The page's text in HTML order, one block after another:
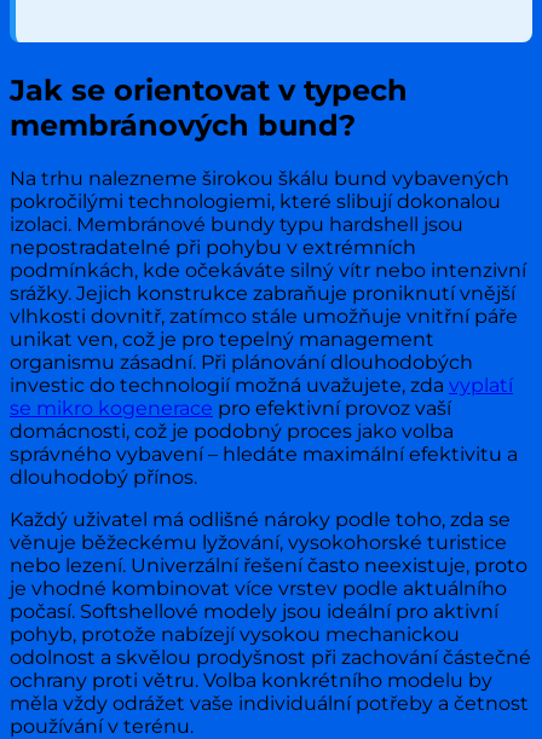
Jak se orientovat v typech
membránových bund?
Na trhu nalezneme širokou škálu bund vybavených
pokročilými technologiemi, které slibují dokonalou
izolaci. Membránové bundy typu hardshell jsou
nepostradatelné při pohybu v extrémních
podmínkách, kde očekáváte silný vítr nebo intenzivní
srážky. Jejich konstrukce zabraňuje proniknutí vnější
vlhkosti dovnitř, zatímco stále umožňuje vnitřní páře
unikat ven, což je pro tepelný management
organismu zásadní. Při plánování dlouhodobých
investic do technologií možná uvažujete, zda vyplatí
se mikro kogenerace pro efektivní provoz vaší
domácnosti, což je podobný proces jako volba
správného vybavení – hledáte maximální efektivitu a
dlouhodobý přínos.
Každý uživatel má odlišné nároky podle toho, zda se
věnuje běžeckému lyžování, vysokohorské turistice
nebo lezení. Univerzální řešení často neexistuje, proto
je vhodné kombinovat více vrstev podle aktuálního
počasí. Softshellové modely jsou ideální pro aktivní
pohyb, protože nabízejí vysokou mechanickou
odolnost a skvělou prodyšnost při zachování částečné
ochrany proti větru. Volba konkrétního modelu by
měla vždy odrážet vaše individuální potřeby a četnost
používání v terénu.